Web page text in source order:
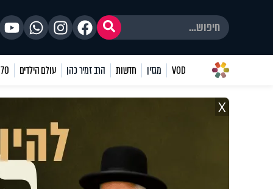
VOD מגזין חדשות הרב זמיר כהן עולם הילדים 70 שאלות
X